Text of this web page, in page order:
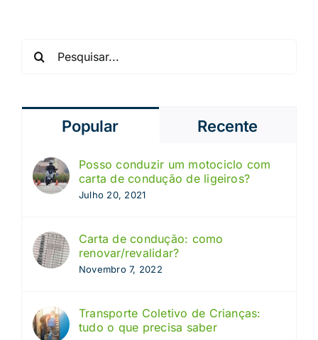
Popular Recente
Posso conduzir um motociclo com
carta de condução de ligeiros?
Julho 20, 2021
Carta de condução: como
renovar/revalidar?
Novembro 7, 2022
Transporte Coletivo de Crianças:
tudo o que precisa saber